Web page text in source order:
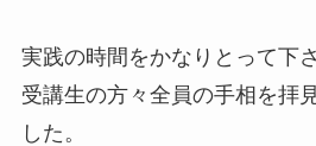
実践の時間をかなりとって下
受講生の方々全員の手相を拝
した。